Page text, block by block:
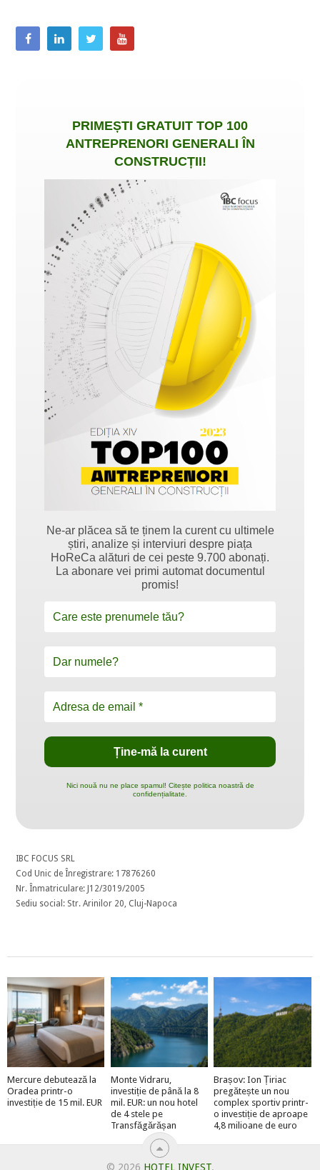
PRIMEȘTI GRATUIT TOP 100
ANTREPRENORI GENERALI ÎN
CONSTRUCȚII!
Ne-ar plăcea să te ținem la curent cu ultimele
știri, analize și interviuri despre piața
HoReCa alături de cei peste 9.700 abonați.
La abonare vei primi automat documentul
promis!
Nici nouă nu ne place spamul! Citește politica noastră de
confidențialitate.
IBC FOCUS SRL
Cod Unic de Înregistrare: 17876260
Nr. Înmatriculare: J12/3019/2005
Sediu social: Str. Arinilor 20, Cluj-Napoca
Mercure debutează la
Oradea printr-o
investiție de 15 mil. EUR
Monte Vidraru,
investiție de până la 8
mil. EUR: un nou hotel
de 4 stele pe
Transfăgărășan
Brașov: Ion Țiriac
pregătește un nou
complex sportiv printr-
o investiție de aproape
4,8 milioane de euro
© 2026 HOTEL INVEST.